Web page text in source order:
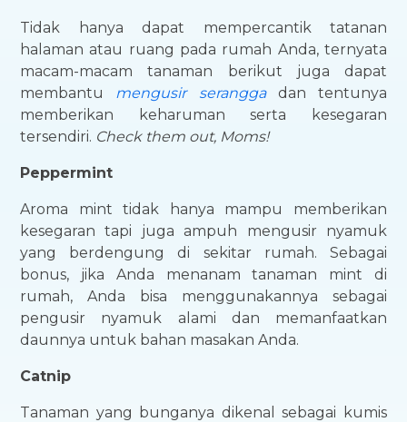
Tidak hanya dapat mempercantik tatanan
halaman atau ruang pada rumah Anda, ternyata
macam-macam tanaman berikut juga dapat
membantu mengusir seranggadan tentunya
memberikan keharuman serta kesegaran
tersendiri. Check them out, Moms!
Peppermint
Aroma mint tidak hanya mampu memberikan
kesegaran tapi juga ampuh mengusir nyamuk
yang berdengung di sekitar rumah. Sebagai
bonus, jika Anda menanam tanaman mint di
rumah, Anda bisa menggunakannya sebagai
pengusir nyamuk alami dan memanfaatkan
daunnya untuk bahan masakan Anda.
Catnip
Tanaman yang bunganya dikenal sebagai kumis